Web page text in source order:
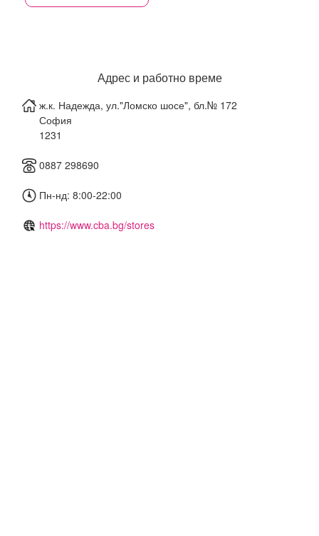
Адрес и работно време
ж.к. Надежда, ул."Ломско шосе", бл.№ 172
София
1231
0887 298690
Пн-нд: 8:00-22:00
https://www.cba.bg/stores